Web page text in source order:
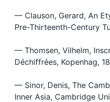
— Clauson, Gerard, An
Pre-Thirteenth-Century
— Thomsen, Vilhelm,
Déchiffrées, Kopenhag,
— Sinor, Denis, The
Inner Asia, Cambridge